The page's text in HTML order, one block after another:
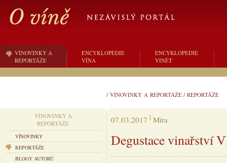
VÍNOVINKY A
REPORTÁŽE
ENCYKLOPEDIE
VÍNA
ENCYKLOPEDIE
VINĚT
/ VÍNOVINKY A REPORTÁŽE / REPORTÁŽE
VÍNOVINKY A
REPORTÁŽE
VÍNOVINKY
REPORTÁŽE
BLOGY AUTORŮ
07.03.2017 Míra
Degustace vinařství